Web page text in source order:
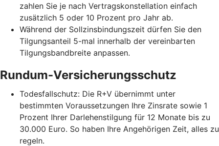
zahlen Sie je nach Vertragskonstellation einfach
zusätzlich 5 oder 10 Prozent pro Jahr ab.
Während der Sollzinsbindungszeit dürfen Sie den
Tilgungsanteil 5-mal innerhalb der vereinbarten
Tilgungsbandbreite anpassen.
Rundum-Versicherungsschutz
Todesfallschutz: Die R+V übernimmt unter
bestimmten Voraussetzungen Ihre Zinsrate sowie 1
Prozent Ihrer Darlehenstilgung für 12 Monate bis zu
30.000 Euro. So haben Ihre Angehörigen Zeit, alles zu
regeln.